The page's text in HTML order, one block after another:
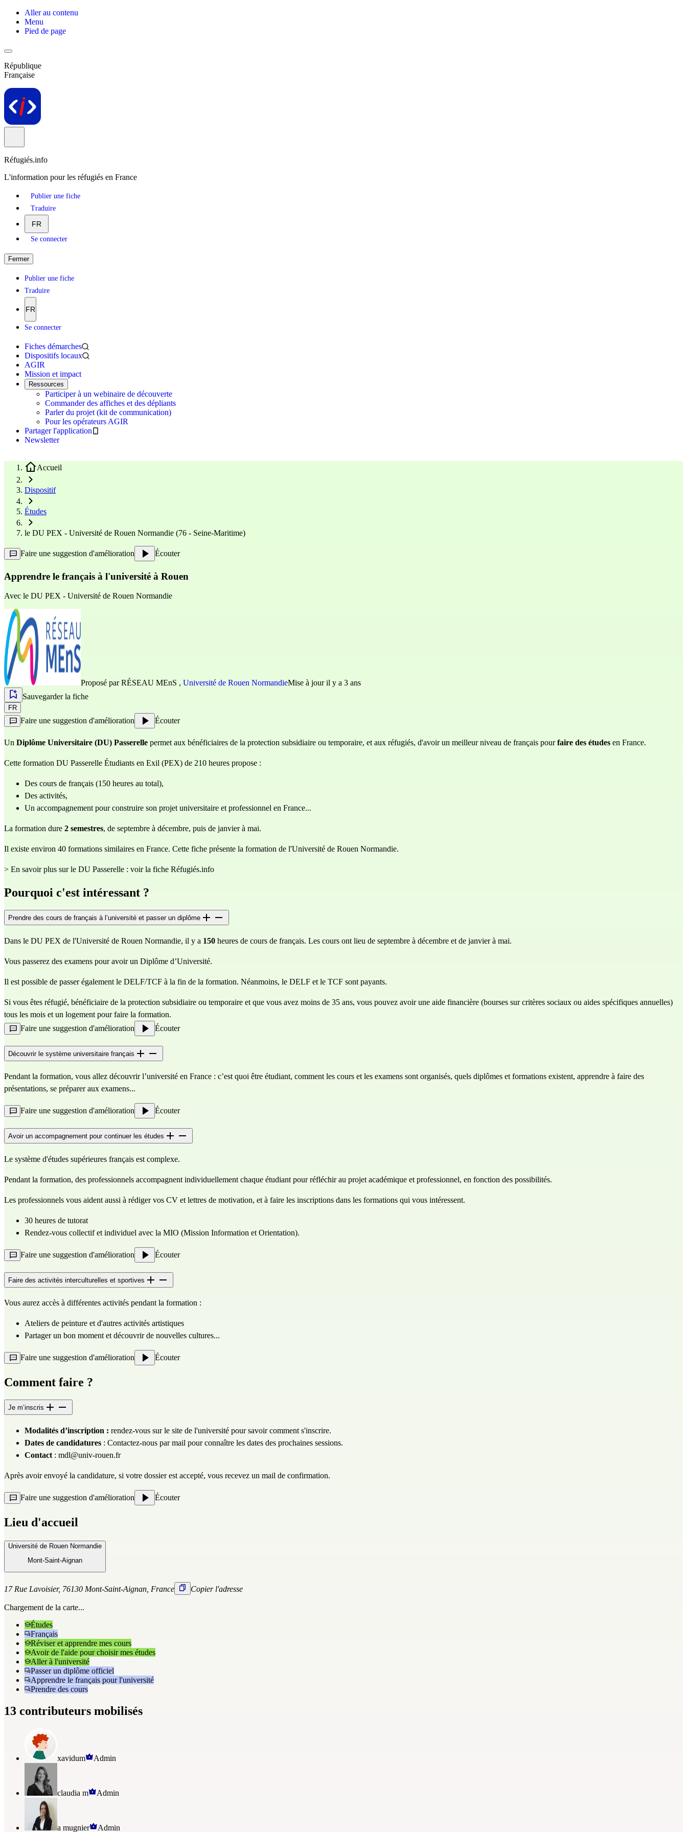
Aller au contenu
Menu
Pied de page
République
Française
Réfugiés.info
L'information pour les réfugiés en France
Publier une fiche
Traduire
FR
Se connecter
Fermer
Publier une fiche
Traduire
FR
Se connecter
Fiches démarches
Dispositifs locaux
AGIR
Mission et impact
Ressources
Participer à un webinaire de découverte
Commander des affiches et des dépliants
Parler du projet (kit de communication)
Pour les opérateurs AGIR
Partager l'application
Newsletter
Accueil
Dispositif
Études
le DU PEX - Université de Rouen Normandie (76 - Seine-Maritime)
Faire une suggestion d'amélioration Écouter
Apprendre le français à l'université à Rouen
Avec le DU PEX - Université de Rouen Normandie
Proposé par RÉSEAU MEnS , Université de Rouen NormandieMise à jour il y a 3 ans
Sauvegarder la fiche
FR
Faire une suggestion d'amélioration Écouter
Un Diplôme Universitaire (DU) Passerelle permet aux bénéficiaires de la protection subsidiaire ou temporaire, et aux réfugiés, d'avoir un meilleur niveau de français pourfaire des études en France.
Cette formation DU Passerelle Étudiants en Exil (PEX) de 210 heures propose :
Des cours de français (150 heures au total),
Des activités,
Un accompagnement pour construire son projet universitaire et professionnel en France...
La formation dure 2 semestres, de septembre à décembre, puis de janvier à mai.
Il existe environ 40 formations similaires en France. Cette fiche présente la formation de l'Université de Rouen Normandie.
> En savoir plus sur le DU Passerelle : voir la fiche Réfugiés.info
Pourquoi c'est intéressant ?
Prendre des cours de français à l’université et passer un diplôme
Dans le DU PEX de l'Université de Rouen Normandie, il y a 150 heures de cours de français. Les cours ont lieu de septembre à décembre et de janvier à mai.
Vous passerez des examens pour avoir un Diplôme d’Université.
Il est possible de passer également le DELF/TCF à la fin de la formation. Néanmoins, le DELF et le TCF sont payants.
Si vous êtes réfugié, bénéficiaire de la protection subsidiaire ou temporaire et que vous avez moins de 35 ans, vous pouvez avoir une aide financière (bourses sur critères sociaux ou aides spécifiques annuelles)
tous les mois et un logement pour faire la formation.
Faire une suggestion d'amélioration
Écouter
Découvrir le système universitaire français
Pendant la formation, vous allez découvrir l’université en France : c’est quoi être étudiant, comment les cours et les examens sont organisés, quels diplômes et formations existent, apprendre à faire des
présentations, se préparer aux examens...
Faire une suggestion d'amélioration Écouter
Avoir un accompagnement pour continuer les études
Le système d'études supérieures français est complexe.
Pendant la formation, des professionnels accompagnent individuellement chaque étudiant pour réfléchir au projet académique et professionnel, en fonction des possibilités.
Les professionnels vous aident aussi à rédiger vos CV et lettres de motivation, et à faire les inscriptions dans les formations qui vous intéressent.
30 heures de tutorat
Rendez-vous collectif et individuel avec la MIO (Mission Information et Orientation).
Faire une suggestion d'amélioration Écouter
Faire des activités interculturelles et sportives
Vous aurez accès à différentes activités pendant la formation :
Ateliers de peinture et d'autres activités artistiques
Partager un bon moment et découvrir de nouvelles cultures...
Faire une suggestion d'amélioration Écouter
Comment faire ?
Je m’inscris
Modalités d’inscription : rendez-vous surle site de l'université pour savoir comment s'inscrire.
Dates de candidatures : Contactez-nous par mail pour connaître les dates des prochaines sessions.
Contact : mdl@univ-rouen.fr
Après avoir envoyé la candidature, si votre dossier est accepté, vous recevez un mail de confirmation.
Faire une suggestion d'amélioration Écouter
Lieu d'accueil
Université de Rouen Normandie
Mont-Saint-Aignan
17 Rue Lavoisier, 76130 Mont-Saint-Aignan, France Copier l'adresse
Chargement de la carte...
Études
Français
Réviser et apprendre mes cours
Avoir de l'aide pour choisir mes études
Aller à l'université
Passer un diplôme officiel
Apprendre le français pour l'université
Prendre des cours
13 contributeurs mobilisés
xavidum Admin
claudia m Admin
a mugnier Admin